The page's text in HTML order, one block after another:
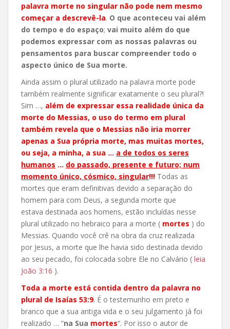
palavra morte no singular não pode nem mesmo
começar a descrevê-la. O que aconteceu vai além
do tempo e do espaço; vai muito além do que
podemos expressar com as nossas palavras ou
pensamentos para buscar compreender todo o
aspecto único de Sua morte.
Ainda assim o plural utilizado na palavra morte pode
também realmente significar exatamente o seu plural?!
Sim …, além de expressar essa realidade única da
morte do Messias, o uso do termo em plural
também revela que o Messias não iria morrer
apenas a Sua própria morte, mas muitas mortes,
ou seja, a minha, a sua … a de todos os seres
humanos … do passado, presente e futuro; num
momento único, cósmico, singular!!! Todas as
mortes que eram definitivas devido a separação do
homem para com Deus, a segunda morte que
estava destinada aos homens, estão incluídas nesse
plural utilizado no hebraico para a morte ( mortes ) do
Messias. Quando você crê na obra da cruz realizada
por Jesus, a morte que lhe havia sido destinada devido
ao seu pecado, foi colocada sobre Ele no Calvário ( leia
João 3:16 ).
Toda a morte está contida dentro da palavra no
plural de Isaías 53:9. É o testemunho em preto e
branco que a sua antiga vida e o seu julgamento já foi
realizado … “na Sua mortes“. Por isso o autor de